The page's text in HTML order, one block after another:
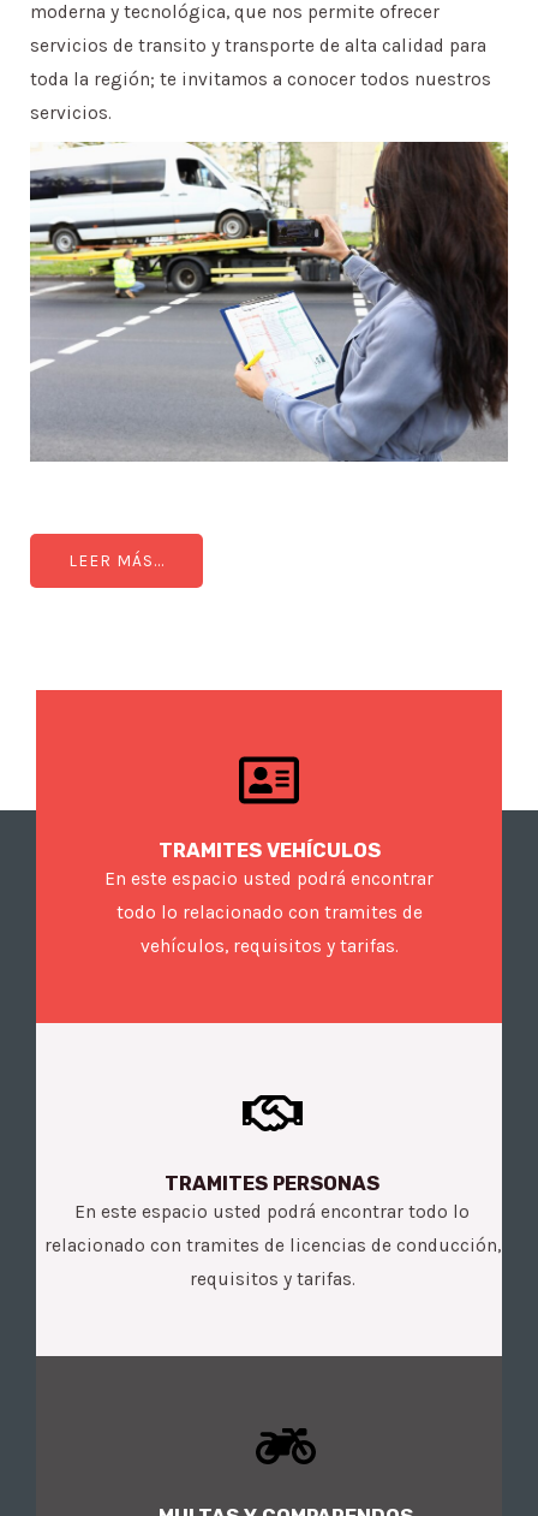
moderna y tecnológica, que nos permite ofrecer
servicios de transito y transporte de alta calidad para
toda la región; te invitamos a conocer todos nuestros
servicios.
LEER MÁS...
TRAMITES VEHÍCULOS
En este espacio usted podrá encontrar
todo lo relacionado con tramites de
vehículos, requisitos y tarifas.
TRAMITES PERSONAS
En este espacio usted podrá encontrar todo lo
relacionado con tramites de licencias de conducción,
requisitos y tarifas.